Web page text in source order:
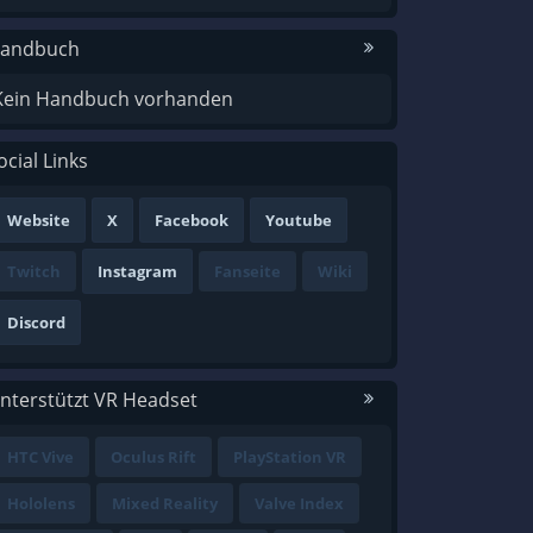
Handbuch vorhanden
Links
Website X Facebook Youtube
Twitch Instagram Fanseite Wiki
Discord
VR Headset
HTC Vive Oculus Rift PlayStation VR
Hololens Mixed Reality Valve Index